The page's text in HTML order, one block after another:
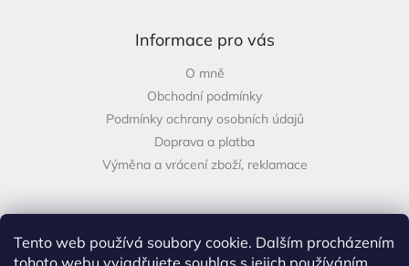
Tento web používá soubory cookie. Dalším procházením
tohoto webu vyjadřujete souhlas s jejich používáním..
Informace pro vás
O mně
Obchodní podmínky
Podmínky ochrany osobních údajů
Doprava a platba
Výměna a vrácení zboží, reklamace
Facebook